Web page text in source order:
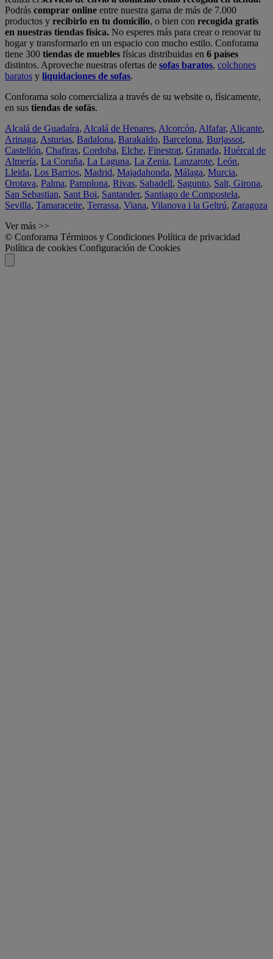
Podrás comprar online entre nuestra gama de más de 7.000
productos y recibirlo en tu domicilio, o bien con recogida gratis
en nuestras tiendas física. No esperes más para crear o renovar tu
hogar y transformarlo en un espacio con mucho estilo. Conforama
tiene 300 tiendas de muebles físicas distribuidas en 6 países
distintos. Aproveche nuestras ofertas de sofas baratos, colchones
baratos y liquidaciones de sofas.
Conforama solo comercializa a través de su website o, físicamente,
en sus tiendas de sofás.
Alcalá de Guadaíra, Alcalá de Henares, Alcorcón, Alfafar, Alicante,
Arinaga, Asturias, Badalona, Barakaldo, Barcelona, Burjassot,
Castellón, Chafiras, Cordoba, Elche, Finestrat, Granada, Huércal de
Almería, La Coruña, La Laguna, La Zenia, Lanzarote, León,
Lleida, Los Barrios, Madrid, Majadahonda, Málaga, Murcia,
Orotava, Palma, Pamplona, Rivas, Sabadell, Sagunto, Salt, Girona,
San Sebastian, Sant Boi, Santander, Santiago de Compostela,
Sevilla, Tamaraceite, Terrassa, Viana, Vilanova i la Geltrú, Zaragoza
Ver más >>
© Conforama Términos y Condiciones Política de privacidad
Política de cookies Configuración de Cookies